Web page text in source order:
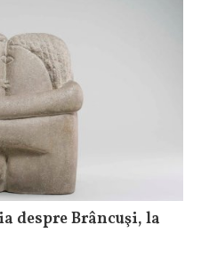
despre Brâncuşi, la